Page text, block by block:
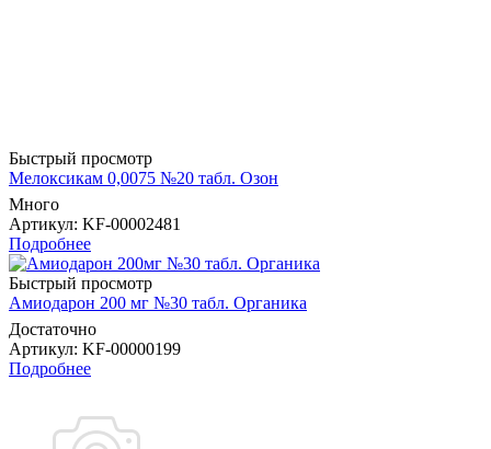
Быстрый просмотр
Мелоксикам 0,0075 №20 табл. Озон
Много
Артикул: KF-00002481
Подробнее
Быстрый просмотр
Амиодарон 200 мг №30 табл. Органика
Достаточно
Артикул: KF-00000199
Подробнее